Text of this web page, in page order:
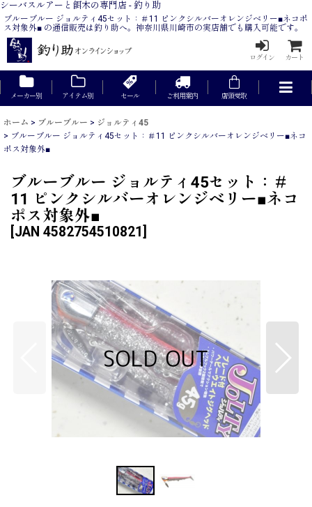
シーバスルアーと餌木の専門店 - 釣り助
ブルーブルー ジョルティ45セット：＃11 ピンクシルバーオレンジベリー■ネコポ
ス対象外■ の通信販売は釣り助へ。神奈川県川崎市の実店舗でも購入可能です。
ログイン カート
メーカー別 アイテム別 セール ご利用案内 店頭受取
ホーム > ブルーブルー > ジョルティ45
> ブルーブルー ジョルティ45セット：＃11 ピンクシルバーオレンジベリー■ネコ
ポス対象外■
ブルーブルー ジョルティ45セット：＃
11 ピンクシルバーオレンジベリー■ネコ
ポス対象外■
JAN 4582754510821